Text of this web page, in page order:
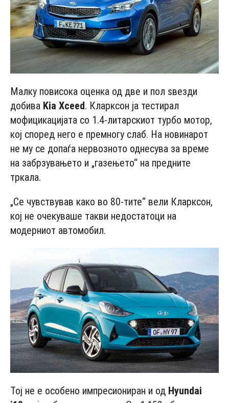
Малку повисока оценка од две и пол ѕвезди
добива Kiа Xсееd. Кларксон ја тестирал
мофицикацијата со 1.4-литарскиот турбо мотор,
кој според него е премногу слаб. На новинарот
не му се допаѓа нервозното однесува за време
на забрзувањето и „газењето“ на предните
тркала.
„Се чувствував како во 80-тите“ вели Кларксон,
кој не очекуваше такви недостатоци на
модерниот автомобил.
Тој не е особено импресиониран и од Hyundаi